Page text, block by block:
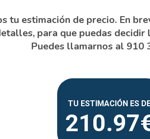
210.97